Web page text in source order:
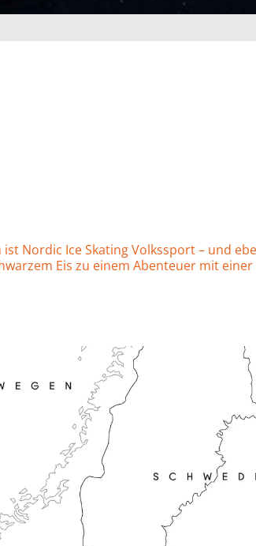
Nordic Ice Skating Volkssport – und
Eis zu einem Abenteuer mit